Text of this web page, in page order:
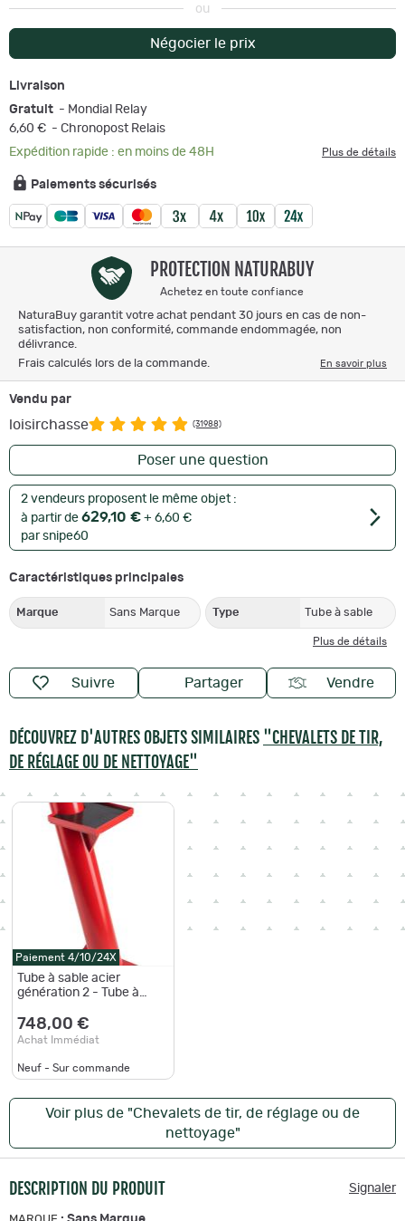
ou
Négocier le prix
Livraison
Gratuit - Mondial Relay
6,60 € - Chronopost Relais
Expédition rapide : en moins de 48H
Plus de détails
Paiements sécurisés
PROTECTION NATURABUY
Achetez en toute confiance
NaturaBuy garantit votre achat pendant 30 jours en cas de non-
satisfaction, non conformité, commande endommagée, non
délivrance.
Frais calculés lors de la commande.
En savoir plus
Vendu par
loisirchasse (31988)
Poser une question
2 vendeurs proposent le même objet :
à partir de 629,10 € + 6,60 €
par snipe60
Caractéristiques principales
Marque Sans Marque Type Tube à sable
Plus de détails
Suivre Partager Vendre
DÉCOUVREZ D'AUTRES OBJETS SIMILAIRES "CHEVALETS DE TIR,
DE RÉGLAGE OU DE NETTOYAGE"
Paiement 4/10/24X
Tube à sable acier
génération 2 - Tube à
748,00 €
Achat Immédiat
Neuf - Sur commande
Voir plus de "Chevalets de tir, de réglage ou de
nettoyage"
DESCRIPTION DU PRODUIT Signaler